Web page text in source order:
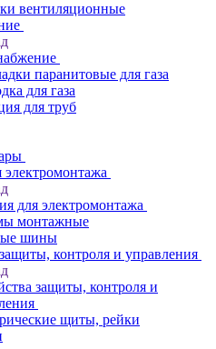
вентиляционные
паранитовые для газа
для газа
для труб
электромонтажа
для электромонтажа
монтажные
шины
контроля и управления
защиты, контроля и
щиты, рейки